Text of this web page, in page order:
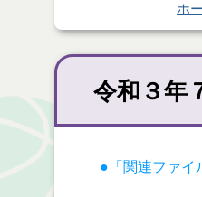
ホ
令和３年
●「関連ファ